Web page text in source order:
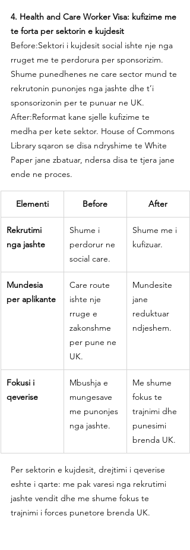
4. Health and Care Worker Visa: kufizime me
te forta per sektorin e kujdesit
Before:Sektori i kujdesit social ishte nje nga
rruget me te perdorura per sponsorizim.
Shume punedhenes ne care sector mund te
rekrutonin punonjes nga jashte dhe t’i
sponsorizonin per te punuar ne UK.
After:Reformat kane sjelle kufizime te
medha per kete sektor. House of Commons
Library sqaron se disa ndryshime te White
Paper jane zbatuar, ndersa disa te tjera jane
ende ne proces.
Elementi Before After
Rekrutimi
nga jashte
Shume i
perdorur ne
social care.
Shume me i
kufizuar.
Mundesia
per aplikante
Care route
ishte nje
rruge e
zakonshme
per pune ne
UK.
Mundesite
jane
reduktuar
ndjeshem.
Fokusi i
qeverise
Mbushja e
mungesave
me punonjes
nga jashte.
Me shume
fokus te
trajnimi dhe
punesimi
brenda UK.
Per sektorin e kujdesit, drejtimi i qeverise
eshte i qarte: me pak varesi nga rekrutimi
jashte vendit dhe me shume fokus te
trajnimi i forces punetore brenda UK.